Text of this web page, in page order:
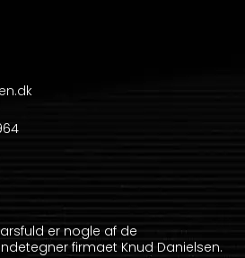
er nogle af de
firmaet Knud Danielsen.